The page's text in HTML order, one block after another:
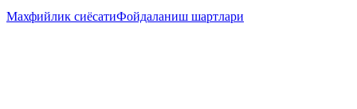
Махфийлик сиёсатиФойдаланиш шартлари